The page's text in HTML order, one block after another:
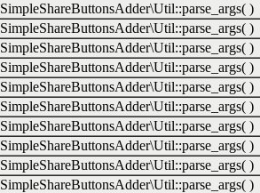
SimpleShareButtonsAdder\Util::parse_args( )
SimpleShareButtonsAdder\Util::parse_args( )
SimpleShareButtonsAdder\Util::parse_args( )
SimpleShareButtonsAdder\Util::parse_args( )
SimpleShareButtonsAdder\Util::parse_args( )
SimpleShareButtonsAdder\Util::parse_args( )
SimpleShareButtonsAdder\Util::parse_args( )
SimpleShareButtonsAdder\Util::parse_args( )
SimpleShareButtonsAdder\Util::parse_args( )
SimpleShareButtonsAdder\Util::parse_args( )